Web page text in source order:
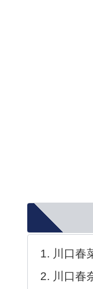
川口春
川口春